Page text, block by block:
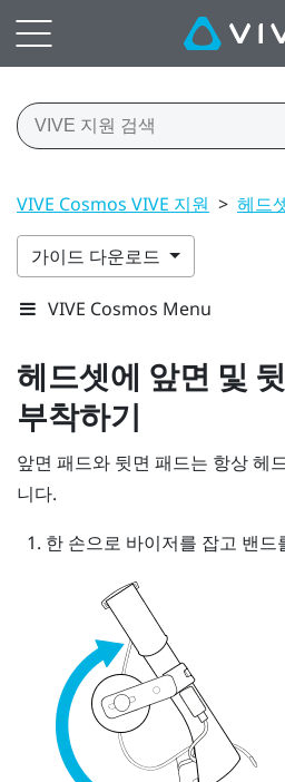
VIVE Cosmos VIVE 지원 > 헤드
가이드 다운로드
VIVE Cosmos Menu
헤드셋에 앞면 및
부착하기
앞면 패드와 뒷면 패드는 항상 헤
니다.
한 손으로 바이저를 잡고 밴드